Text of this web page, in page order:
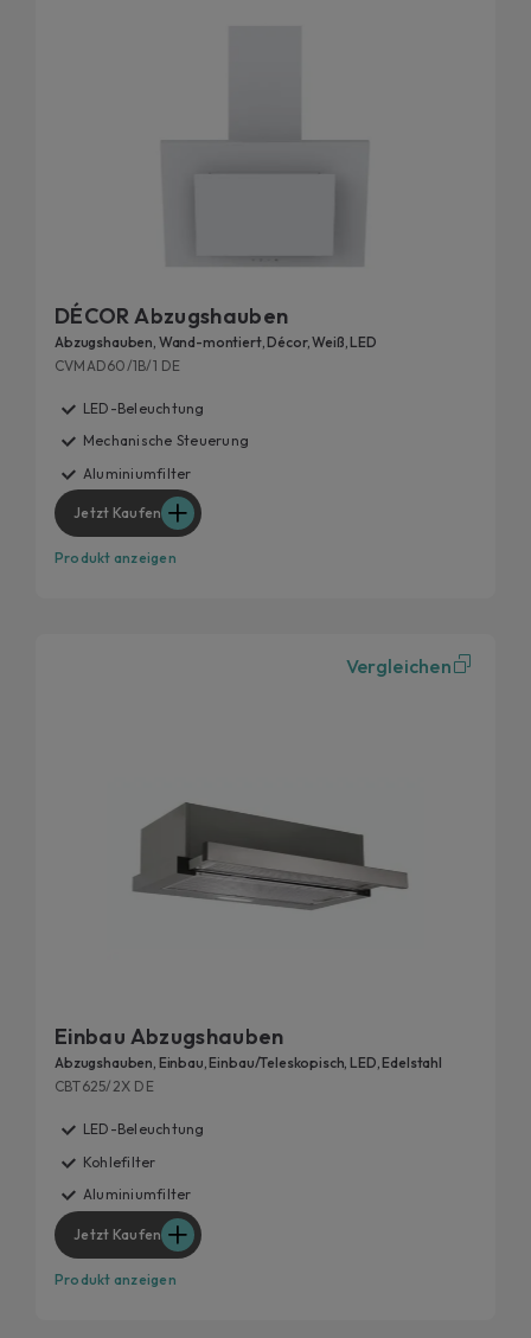
DÉCOR Abzugshauben
Abzugshauben, Wand-montiert, Décor, Weiß, LED
CVMAD60/1B/1 DE
LED-Beleuchtung
Mechanische Steuerung
Aluminiumfilter
Jetzt Kaufen
Produkt anzeigen
Vergleichen
Einbau Abzugshauben
Abzugshauben, Einbau, Einbau/Teleskopisch, LED, Edelstahl
CBT625/2X DE
LED-Beleuchtung
Kohlefilter
Aluminiumfilter
Jetzt Kaufen
Produkt anzeigen